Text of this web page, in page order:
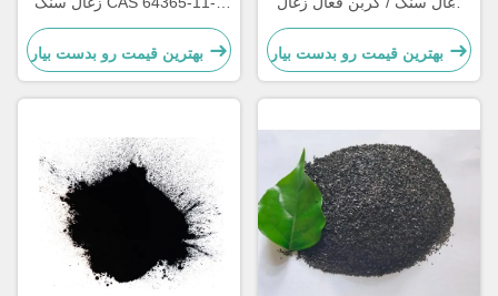
کربن فعال ستون
بهترین قیمت رو بدست بیار
سنگ برای روشن کردن
بهترین قیمت رو بدست بیار